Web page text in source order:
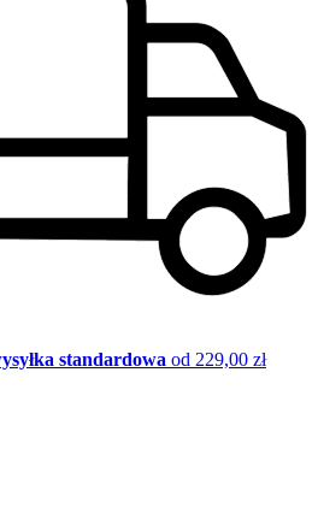
standardowa od 229,00 zł